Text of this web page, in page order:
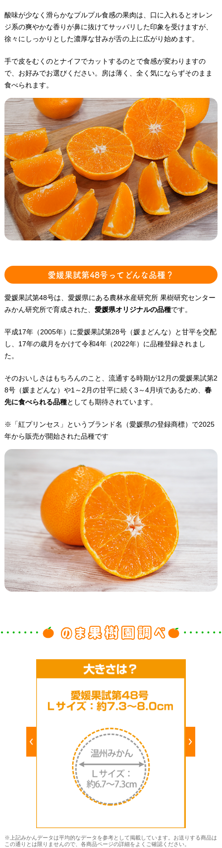
酸味が少なく滑らかなプルプル食感の果肉は、口に入れるとオレン
ジ系の爽やかな香りが鼻に抜けてサッパリした印象を受けますが、
徐々にしっかりとした濃厚な甘みが舌の上に広がり始めます。
手で皮をむくのとナイフでカットするのとで食感が変わりますの
で、お好みでお選びください。房は薄く、全く気にならずそのまま
食べられます。
愛媛果試第48号ってどんな品種？
愛媛果試第48号は、愛媛県にある農林水産研究所 果樹研究センター
みかん研究所で育成された、 愛媛県オリジナルの品種です。
平成17年（2005年）に愛媛果試第28号（媛まどんな）と甘平を交配
し、17年の歳月をかけて令和4年（2022年）に品種登録されまし
た。
そのおいしさはもちろんのこと、流通する時期が12月の愛媛果試第2
8号（媛まどんな）や1～2月の甘平に続く3～4月頃であるため、 春
先に食べられる品種としても期待されています。
※「紅プリンセス」というブランド名（愛媛県の登録商標）で2025
年から販売が開始された品種です
※上記みかんデータは平均的なデータを参考として掲載しています。お送りする商品は
この通りとは限りませんので、各商品ページの詳細をよくご確認ください。